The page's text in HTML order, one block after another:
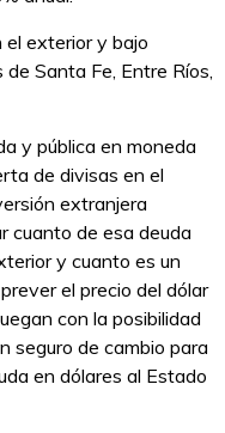
el exterior y bajo
Santa Fe, Entre Ríos,
y pública en moneda
de divisas en el
extranjera
cuanto de esa deuda
y cuanto es un
el precio del dólar
con la posibilidad
seguro de cambio para
en dólares al Estado